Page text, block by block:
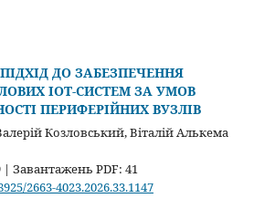
ДО ЗАБЕЗПЕЧЕННЯ
IOT-СИСТЕМ ЗА УМОВ
ПЕРИФЕРІЙНИХ ВУЗЛІВ
Козловський, Віталій Алькема
| Завантажень PDF: 41
2663-4023.2026.33.1147